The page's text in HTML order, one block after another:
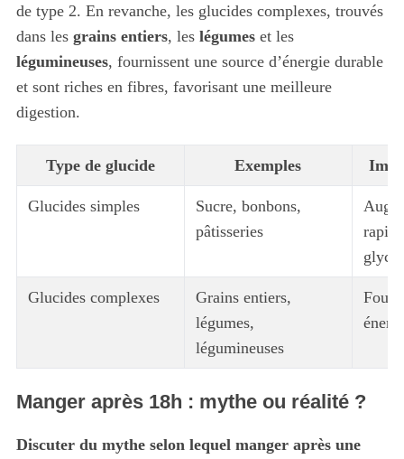
de type 2. En revanche, les glucides complexes, trouvés
dans les grains entiers, les légumeset les
légumineuses, fournissent une source d’énergie durable
et sont riches en fibres, favorisant une meilleure
digestion.
Type de glucide Exemples
Glucides simples
Sucre, bonbons,
pâtisseries
Glucides complexes
Grains entiers,
légumes,
légumineuses
Manger après 18h : mythe ou réalité ?
Discuter du mythe selon lequel manger après une